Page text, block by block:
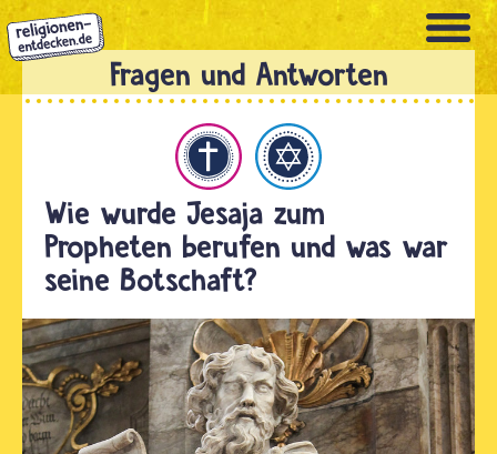
Direkt
zum
Inhalt
Wie wurde Jesaja zum
Propheten berufen und was war
seine Botschaft?